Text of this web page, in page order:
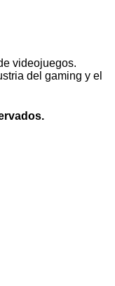
videojuegos.
del gaming y el